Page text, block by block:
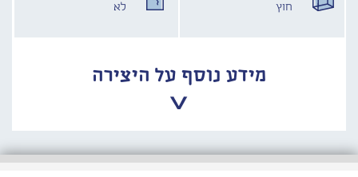
חוץ
לא
מידע נוסף על היצירה